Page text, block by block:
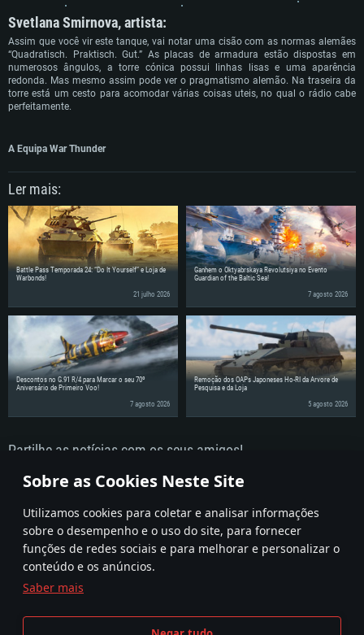
Sobre as Cookies Neste Site
Utilizamos cookies para coletar e analisar informações
sobre o desempenho e o uso do site, para fornecer
funções de redes sociais e para melhorar e personalizar o
conteúdo e os anúncios.
Saber mais
Sistema Operativo: Windows 10/11 (64 bit)
Processador: Intel Core i5, Ryzen 5 3600 ou superior
Memória: 16 GB ou mais
Placa Gráfica: Placa com DirectX 11 ou superior; Nvidia GeForce 1060 ou
superior, Radeon RX 570 ou superior
Disco: 75,9 GB
Sistema Operativo: Mac OS Big Sur 11.0 ou versão mais recente
Processador: Core i7 (Intel Xeon não suportado)
Memória: 8 GB
Placa Gráfica: Radeon Vega II ou superior com suporte Metal.
Network: Internet de banda larga.
Recomendado
Sistema Operativo: Ubuntu 20.04 64bit
Processador: Intel Core i7
Memória: 16 GB
Placa Gráfica: NVIDIA 1060 com os drivers mais recentes (não mais de 6
meses) / equivalentes AMD (Radeon RX 570) com os drivers mais recentes
Network: Internet de banda larga.
Svetlana Smirnova, artista:
Assim que você vir este tanque, vai notar uma cisão com as normas alemães
“Quadratisch. Praktisch. Gut.” As placas de armadura estão dispostas em
numerosos ângulos, a torre cónica possui linhas lisas e uma aparência
redonda. Mas mesmo assim pode ver o pragmatismo alemão. Na traseira da
torre está um cesto para acomodar várias coisas uteis, no qual o rádio cabe
perfeitamente.
A Equipa War Thunder
Ler mais:
Battle Pass Temporada 24: “Do It Yourself” e Loja de
Warbonds!
21 julho 2026
Ganhem o Oktyabrskaya Revolutsiya no Evento
Guardian of the Baltic Sea!
7 agosto 2026
Descontos no G.91 R/4 para Marcar o seu 70º
Aniversário de Primeiro Voo!
7 agosto 2026
Remoção dos OAPs Japoneses Ho-RI da Árvore de
Pesquisa e da Loja
5 agosto 2026
Partilhe as notícias com os seus amigos!
Termos e condições
Definições de Cookies